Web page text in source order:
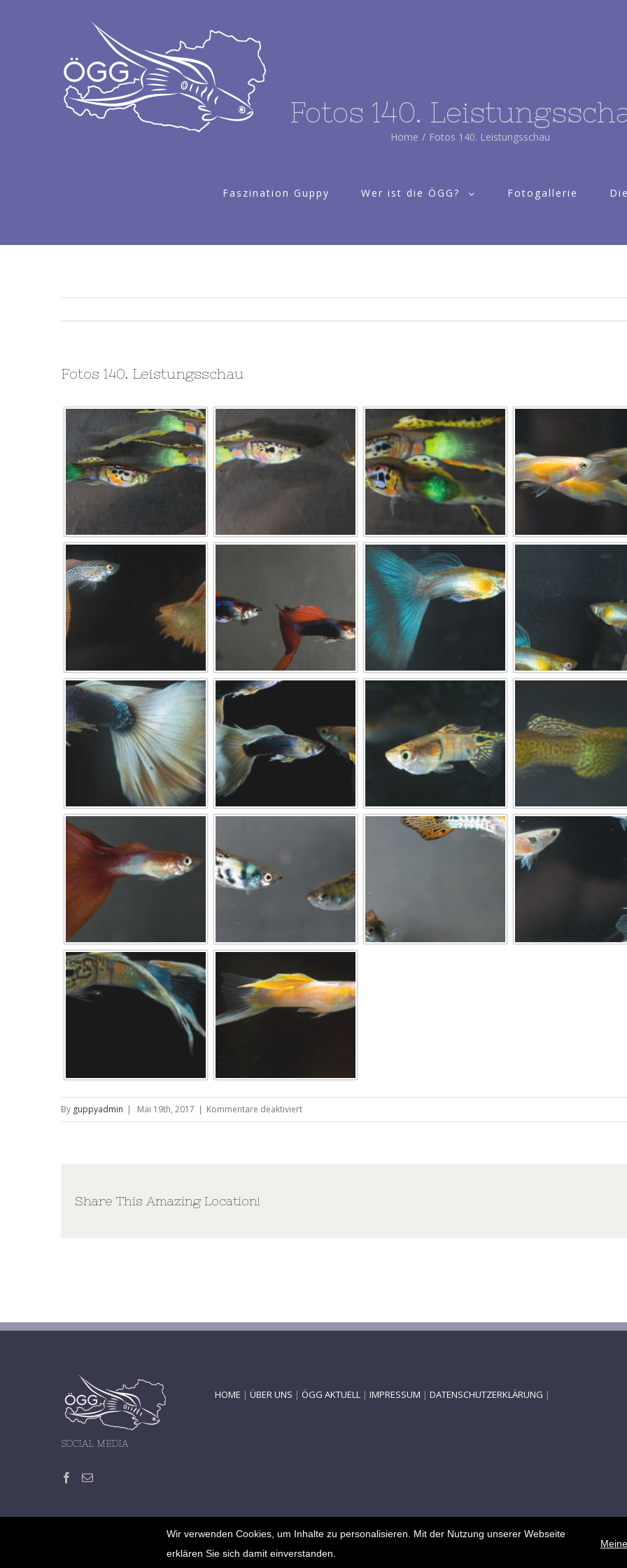
Faszination Guppy Wer ist die ÖGG? Fotogallerie
Fotos 140.
Home / Fotos 140. Leistungsschau
Fotos 140. Leistungsschau
By guppyadmin | Mai 19th, 2017 | Kommentare deaktiviertfür
Fotos
Share This Amazing Location!
HOME | ÜBER UNS | ÖGG AKTUELL | IMPRESSUM | DATENSCHUTZERKLÄRUNG |
SOCIAL MEDIA
Wir verwenden Cookies, um Inhalte zu personalisieren. Mit der Nutzung unserer Webseite
erklären Sie sich damit einverstanden.